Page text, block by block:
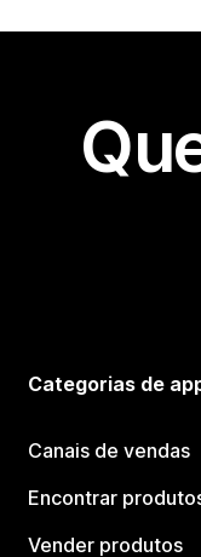
Categorias de
Canais de vendas
Encontrar
Vender produtos